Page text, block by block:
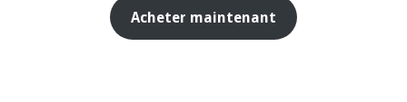
Acheter maintenant